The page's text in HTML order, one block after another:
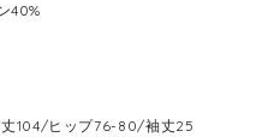
40%
104/ヒップ76-80/袖丈25